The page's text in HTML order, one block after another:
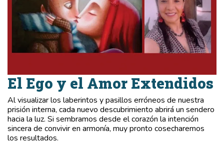
El Ego y el Amor Extendidos
Al visualizar los laberintos y pasillos erróneos de nuestra
prisión interna, cada nuevo descubrimiento abrirá un sendero
hacia la luz. Si sembramos desde el corazón la intención
sincera de convivir en armonía, muy pronto cosecharemos
los resultados.